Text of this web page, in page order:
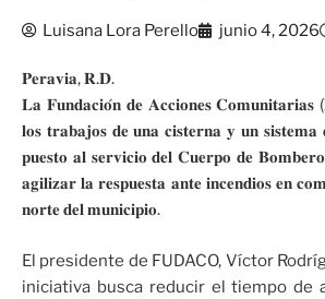
Luisana Lora Perello junio 4, 2026
𝐏𝐞𝐫𝐚𝐯𝐢𝐚, 𝐑.𝐃.
𝐋𝐚 𝐅𝐮𝐧𝐝𝐚𝐜𝐢𝐨́𝐧 𝐝𝐞 𝐀𝐜𝐜𝐢𝐨𝐧𝐞𝐬
𝐥𝐨𝐬 𝐭𝐫𝐚𝐛𝐚𝐣𝐨𝐬 𝐝𝐞 𝐮𝐧𝐚 𝐜𝐢𝐬𝐭𝐞𝐫𝐧𝐚 𝐲 𝐮𝐧
𝐩𝐮𝐞𝐬𝐭𝐨 𝐚𝐥 𝐬𝐞𝐫𝐯𝐢𝐜𝐢𝐨 𝐝𝐞𝐥 𝐂𝐮𝐞𝐫𝐩𝐨 𝐝𝐞
𝐚𝐠𝐢𝐥𝐢𝐳𝐚𝐫 𝐥𝐚 𝐫𝐞𝐬𝐩𝐮𝐞𝐬𝐭𝐚 𝐚𝐧𝐭𝐞 𝐢𝐧𝐜𝐞𝐧𝐝𝐢𝐨𝐬 𝐞𝐧
𝐧𝐨𝐫𝐭𝐞 𝐝𝐞𝐥 𝐦𝐮𝐧𝐢𝐜𝐢𝐩𝐢𝐨.
El presidente de FUDACO, Víctor
iniciativa busca reducir el tiempo de